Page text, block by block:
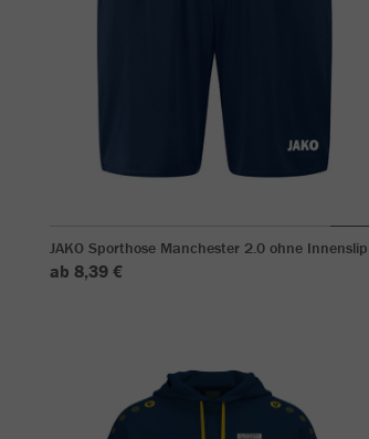
JAKO Sporthose Manchester 2.0 ohne Innenslip
ab 8,39 €